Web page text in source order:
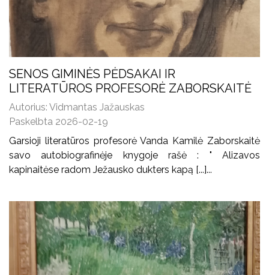
SENOS GIMINĖS PĖDSAKAI IR
LITERATŪROS PROFESORĖ ZABORSKAITĖ
Autorius: Vidmantas Jažauskas
Paskelbta 2026-02-19
Garsioji literatūros profesorė Vanda Kamilė Zaborskaitė
savo autobiografinėje knygoje rašė : " Alizavos
kapinaitėse radom Ježausko dukters kapą [...]...